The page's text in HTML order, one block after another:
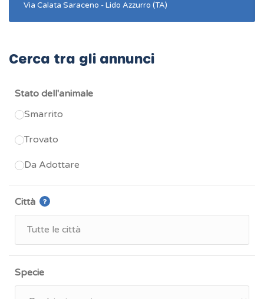
Via Calata Saraceno - Lido Azzurro (TA)
Cerca tra gli annunci
Stato dell'animale
Smarrito
Trovato
Da Adottare
Città
Specie